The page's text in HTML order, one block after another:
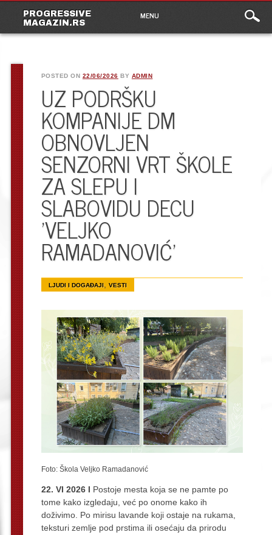
PROGRESSIVE
MAGAZIN.RS
Main
menu
content
MENU
POSTED ON 22/06/2026 BY ADMIN
UZ PODRŠKU
KOMPANIJE DM
OBNOVLJEN
SENZORNI VRT ŠKOLE
ZA SLEPU I
SLABOVIDU DECU
’VELJKO
RAMADANOVIĆ’
LJUDI I DOGAĐAJI, VESTI
Foto: Škola Veljko Ramadanović
22. VI 2026 I Postoje mesta koja se ne pamte po
tome kako izgledaju, već po onome kako ih
doživimo. Po mirisu lavande koji ostaje na rukama,
teksturi zemlje pod prstima ili osećaju da prirodu